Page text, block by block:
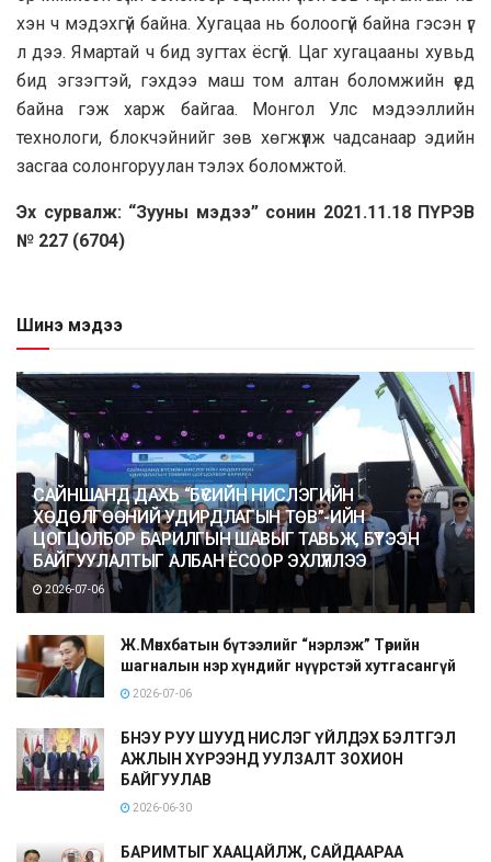
хэн ч мэдэхгүй байна. Хугацаа нь болоогүй байна гэсэн үг
л дээ. Ямартай ч бид зугтах ёсгүй. Цаг хугацааны хувьд
бид эгзэгтэй, гэхдээ маш том алтан боломжийн үед
байна гэж харж байгаа. Монгол Улс мэдээллийн
технологи, блокчэйнийг зөв хөгжүүлж чадсанаар эдийн
засгаа солонгоруулан тэлэх боломжтой.
Эх сурвалж: “Зууны мэдээ” сонин 2021.11.18 ПҮРЭВ
№ 227 (6704)
Шинэ мэдээ
САЙНШАНД ДАХЬ “БҮСИЙН НИСЛЭГИЙН
ХӨДӨЛГӨӨНИЙ УДИРДЛАГЫН ТӨВ”-ИЙН
ЦОГЦОЛБОР БАРИЛГЫН ШАВЫГ ТАВЬЖ, БҮТЭЭН
БАЙГУУЛАЛТЫГ АЛБАН ЁСООР ЭХЛҮҮЛЛЭЭ
2026-07-06
Ж.Мөнхбатын бүтээлийг “нэрлэж” Төрийн
шагналын нэр хүндийг нүүрстэй хутгасангүй
2026-07-06
БНЭУ РУУ ШУУД НИСЛЭГ ҮЙЛДЭХ БЭЛТГЭЛ
АЖЛЫН ХҮРЭЭНД УУЛЗАЛТ ЗОХИОН
БАЙГУУЛАВ
2026-06-30
БАРИМТЫГ ХААЦАЙЛЖ, САЙДААРАА